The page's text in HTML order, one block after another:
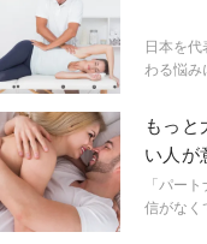
日本を
わる悩み
す。
もっと
い人が
「パー
信がなく